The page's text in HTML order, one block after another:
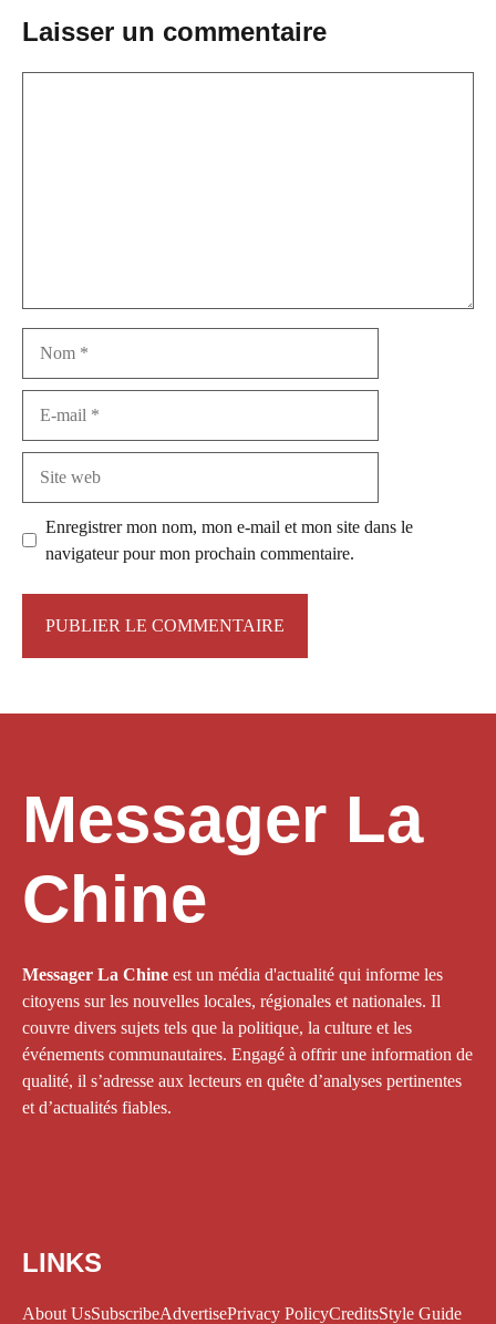
Laisser un commentaire
Enregistrer mon nom, mon e-mail et mon site dans le
navigateur pour mon prochain commentaire.
Messager La
Chine
Messager La Chine est un média d'actualité qui informe les
citoyens sur les nouvelles locales, régionales et nationales. Il
couvre divers sujets tels que la politique, la culture et les
événements communautaires. Engagé à offrir une information de
qualité, il s’adresse aux lecteurs en quête d’analyses pertinentes
et d’actualités fiables.
LINKS
About UsSubscribeAdvertisePrivacy PolicyCreditsStyle Guide